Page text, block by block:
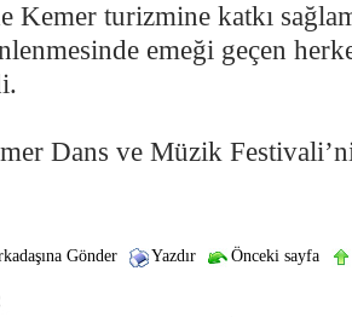
Kemer turizmine katkı
emeği geçen
Dans ve Müzik
Gönder Yazdır Önceki sayfa